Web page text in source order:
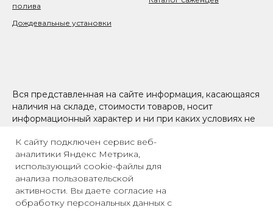
полива
Дождевальные установки
Вся представленная на сайте информация, касающаяся
наличия на складе, стоимости товаров, носит
информационный характер и ни при каких условиях не
положениями Статьи 437(2) Гражданского кодекса РФ
К сайту подключен сервис веб-
аналитики Яндекс Метрика,
использующий cookie-файлы для
анализа пользовательской
активности. Вы даете согласие на
обработку персональных данных с